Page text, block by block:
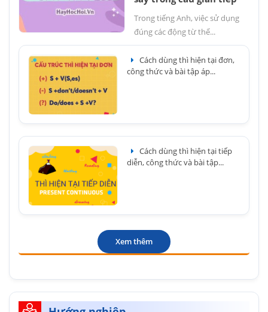
Trong tiếng Anh, việc sử dụng
đúng các động từ thể...
Cách dùng thì hiện tại đơn,
công thức và bài tập áp...
Cách dùng thì hiện tại tiếp
diễn, công thức và bài tập...
Xem thêm